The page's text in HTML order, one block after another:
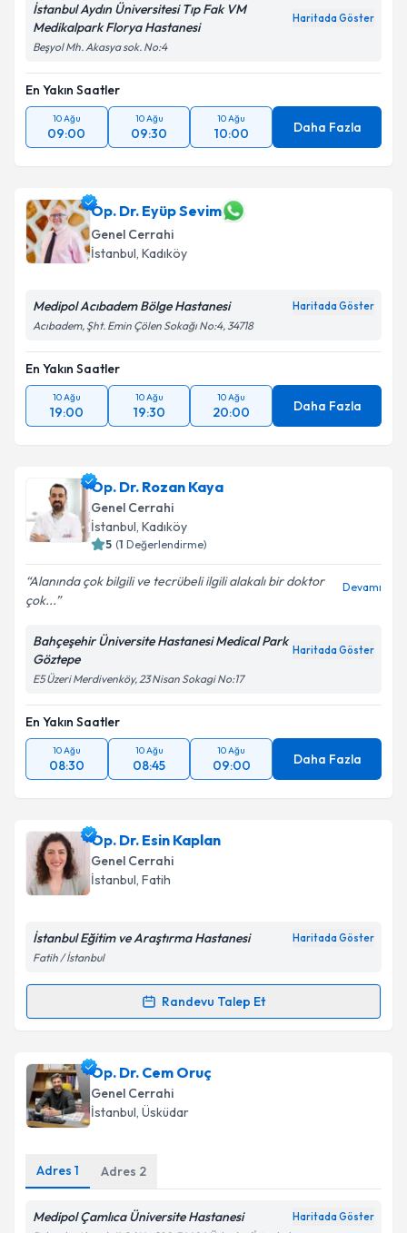
İstanbul Aydın Üniversitesi Tıp Fak VM
Medikalpark Florya Hastanesi
Haritada Göster
Beşyol Mh. Akasya sok. No:4
En Yakın Saatler
10 Ağu
09:00
10 Ağu
09:30
10 Ağu
10:00 Daha Fazla
Op. Dr. Eyüp Sevim
Genel Cerrahi
İstanbul, Kadıköy
Medipol Acıbadem Bölge Hastanesi Haritada Göster
Acıbadem, Şht. Emin Çölen Sokağı No:4, 34718
En Yakın Saatler
10 Ağu
19:00
10 Ağu
19:30
10 Ağu
20:00 Daha Fazla
Op. Dr. Rozan Kaya
Genel Cerrahi
İstanbul, Kadıköy
5 (1 Değerlendirme)
Alanında çok bilgili ve tecrübeli ilgili alakalı bir doktor
çok...
Devamı
Bahçeşehir Üniversite Hastanesi Medical Park
Göztepe
Haritada Göster
E5 Üzeri Merdivenköy, 23 Nisan Sokagi No:17
En Yakın Saatler
10 Ağu
08:30
10 Ağu
08:45
10 Ağu
09:00 Daha Fazla
Op. Dr. Esin Kaplan
Genel Cerrahi
İstanbul, Fatih
İstanbul Eğitim ve Araştırma Hastanesi Haritada Göster
Fatih / İstanbul
Randevu Talep Et
Randevu Takvimi Talebi
Op. Dr. Esin Kaplaniçin randevu takvimi talebi
oluşturun. Size bu uzmandan randevu almanız için bir
takvim hazırlandığında e-posta ile bilgilendireceğiz.
Op. Dr. Cem Oruç
Genel Cerrahi
İstanbul, Üsküdar
Adres 1 Adres 2
Medipol Çamlıca Üniversite Hastanesi Haritada Göster